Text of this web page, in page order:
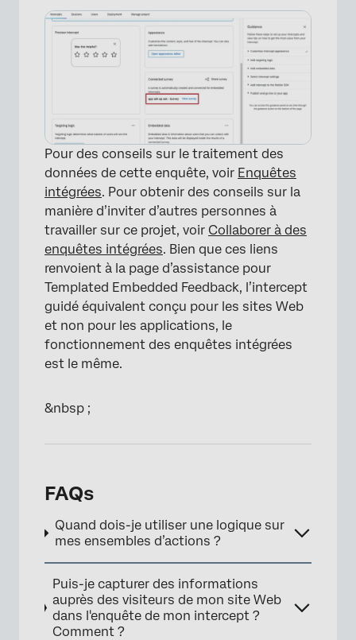
×
Pour des conseils sur le traitement des
données de cette enquête, voir Enquêtes
intégrées. Pour obtenir des conseils sur la
manière d’inviter d’autres personnes à
travailler sur ce projet, voir Collaborer à des
enquêtes intégrées. Bien que ces liens
renvoient à la page d’assistance pour
Templated Embedded Feedback, l’intercept
guidé équivalent conçu pour les sites Web
et non pour les applications, le
fonctionnement des enquêtes intégrées
est le même.
&nbsp ;
FAQs
Quand dois-je utiliser une logique sur
mes ensembles d’actions ?
Puis-je capturer des informations
auprès des visiteurs de mon site Web
dans l'enquête de mon intercept ?
Comment ?